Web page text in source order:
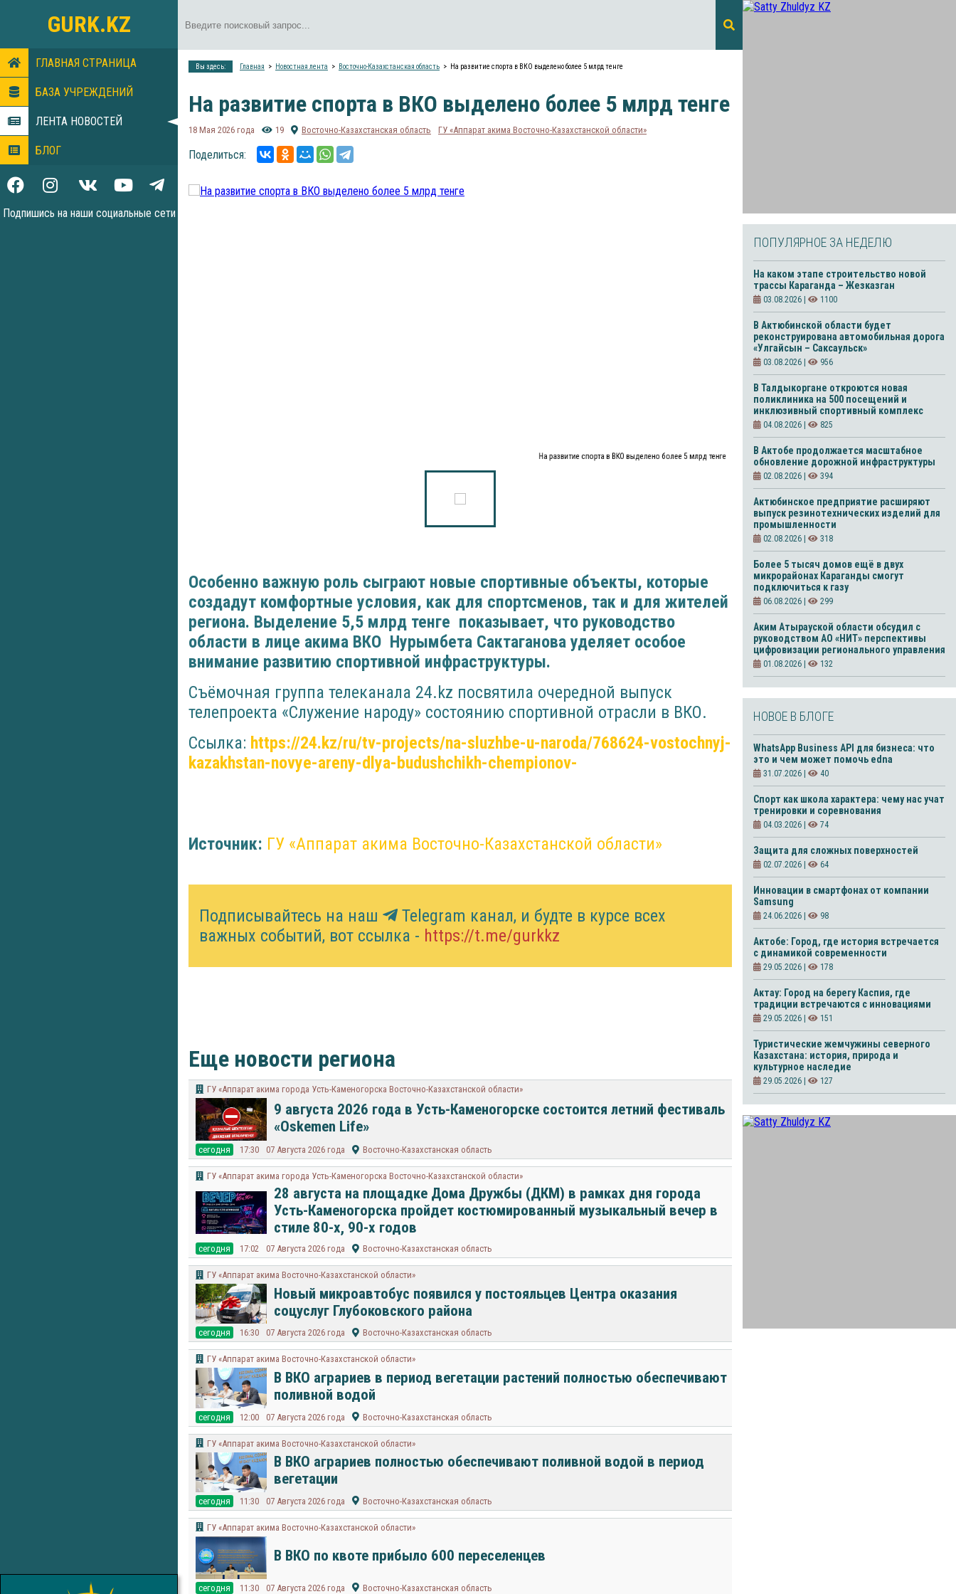
GURK.KZ
ГЛАВНАЯ СТРАНИЦА
БАЗА УЧРЕЖДЕНИЙ
ЛЕНТА НОВОСТЕЙ
БЛОГ
Подпишись на наши социальные сети
Вы здесь: Главная Новостная лента Восточно-Казахстанская область На развитие спорта в ВКО выделено более 5 млрд тенге
На развитие спорта в ВКО выделено более 5 млрд тенге
18 Мая 2026 года 19 Восточно-Казахстанская область ГУ «Аппарат акима Восточно-Казахстанской области»
Поделиться:
На развитие спорта в ВКО выделено более 5 млрд тенге
Особенно важную роль сыграют новые спортивные объекты, которые
создадут комфортные условия, как для спортсменов, так и для жителей
региона. Выделение 5,5 млрд тенге показывает, что руководство
области в лице акима ВКО Нурымбета Сактаганова уделяет особое
внимание развитию спортивной инфраструктуры.
Съёмочная группа телеканала 24.kz посвятила очередной выпуск
телепроекта «Служение народу» состоянию спортивной отрасли в ВКО.
Ссылка: https://24.kz/ru/tv-projects/na-sluzhbe-u-naroda/768624-vostochnyj-
kazakhstan-novye-areny-dlya-budushchikh-chempionov-
Источник: ГУ «Аппарат акима Восточно-Казахстанской области»
Подписывайтесь на наш
Telegram канал, и будте в курсе всех
важных событий, вот ссылка - https://t.me/gurkkz
Еще новости региона
ГУ «Аппарат акима города Усть-Каменогорска Восточно-Казахстанской области»
9 августа 2026 года в Усть-Каменогорске состоится летний фестиваль
«Oskemen Life»
cегодня 17:30 07 Августа 2026 года Восточно-Казахстанская область
ГУ «Аппарат акима города Усть-Каменогорска Восточно-Казахстанской области»
28 августа на площадке Дома Дружбы (ДКМ) в рамках дня города
Усть-Каменогорска пройдет костюмированный музыкальный вечер в
стиле 80-х, 90-х годов
cегодня 17:02 07 Августа 2026 года Восточно-Казахстанская область
ГУ «Аппарат акима Восточно-Казахстанской области»
Новый микроавтобус появился у постояльцев Центра оказания
соцуслуг Глубоковского района
cегодня 16:30 07 Августа 2026 года Восточно-Казахстанская область
ГУ «Аппарат акима Восточно-Казахстанской области»
В ВКО аграриев в период вегетации растений полностью обеспечивают
поливной водой
cегодня 12:00 07 Августа 2026 года Восточно-Казахстанская область
ГУ «Аппарат акима Восточно-Казахстанской области»
В ВКО аграриев полностью обеспечивают поливной водой в период
вегетации
cегодня 11:30 07 Августа 2026 года Восточно-Казахстанская область
ГУ «Аппарат акима Восточно-Казахстанской области»
В ВКО по квоте прибыло 600 переселенцев
cегодня 11:30 07 Августа 2026 года Восточно-Казахстанская область
ПОПУЛЯРНОЕ ЗА НЕДЕЛЮ
На каком этапе строительство новой
трассы Караганда – Жезказган
03.08.2026 | 1100
В Актюбинской области будет
реконструирована автомобильная дорога
«Улгайсын – Саксаульск»
03.08.2026 | 956
В Талдыкоргане откроются новая
поликлиника на 500 посещений и
инклюзивный спортивный комплекс
04.08.2026 | 825
В Актобе продолжается масштабное
обновление дорожной инфраструктуры
02.08.2026 | 394
Актюбинское предприятие расширяют
выпуск резинотехнических изделий для
промышленности
02.08.2026 | 318
Более 5 тысяч домов ещё в двух
микрорайонах Караганды смогут
подключиться к газу
06.08.2026 | 299
Аким Атырауской области обсудил с
руководством АО «НИТ» перспективы
цифровизации регионального управления
01.08.2026 | 132
НОВОЕ В БЛОГЕ
WhatsApp Business API для бизнеса: что
это и чем может помочь edna
31.07.2026 | 40
Спорт как школа характера: чему нас учат
тренировки и соревнования
04.03.2026 | 74
Защита для сложных поверхностей
02.07.2026 | 64
Инновации в смартфонах от компании
Samsung
24.06.2026 | 98
Актобе: Город, где история встречается
с динамикой современности
29.05.2026 | 178
Актау: Город на берегу Каспия, где
традиции встречаются с инновациями
29.05.2026 | 151
Туристические жемчужины северного
Казахстана: история, природа и
культурное наследие
29.05.2026 | 127